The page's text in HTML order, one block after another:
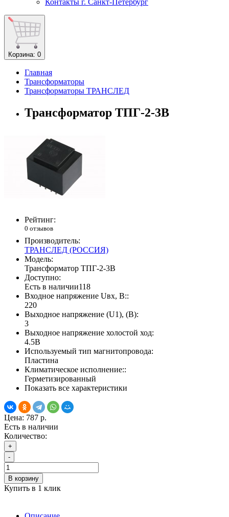
Корзина: 0
Главная
Трансформаторы
Трансформаторы ТРАНСЛЕД
Трансформатор ТПГ-2-3В
Рейтинг:
0 отзывов
Производитель:
ТРАНСЛЕД (РОССИЯ)
Модель:
Трансформатор ТПГ-2-3В
Доступно:
Есть в наличии118
Входное напряжение Uвх, В::
220
Выходное напряжение (U1), (В):
3
Выходное напряжение холостой ход:
4.5В
Используемый тип магнитопровода:
Пластина
Климатическое исполнение::
Герметизированный
Показать все характеристики
Цена: 787 р.
Есть в наличии
Количество:
+
-
В корзину
Купить в 1 клик